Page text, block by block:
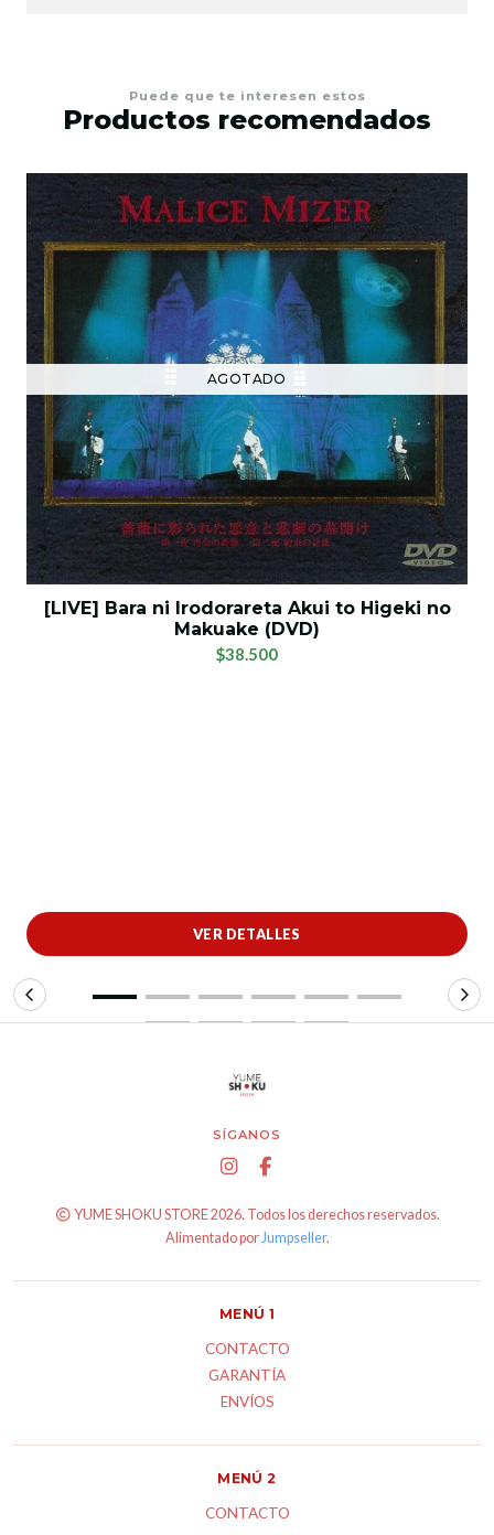
Puede que te interesen estos
Productos recomendados
AGOTADO
[LIVE] Bara ni Irodorareta Akui to Higeki no
Makuake (DVD)
$38.500
VER DETALLES
SÍGANOS
YUME SHOKU STORE 2026. Todos los derechos reservados.
Alimentado porJumpseller.
MENÚ 1
CONTACTO
GARANTÍA
ENVÍOS
MENÚ 2
CONTACTO